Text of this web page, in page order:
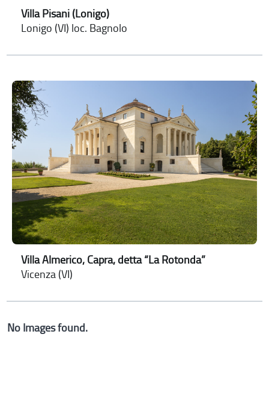
Villa Pisani (Lonigo)
Lonigo (VI) loc. Bagnolo
Villa Almerico, Capra, detta “La Rotonda”
Vicenza (VI)
No Images found.